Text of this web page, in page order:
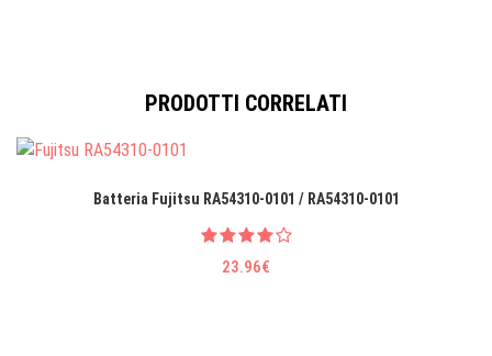
PRODOTTI CORRELATI
Batteria Fujitsu RA54310-0101 / RA54310-0101
23.96€